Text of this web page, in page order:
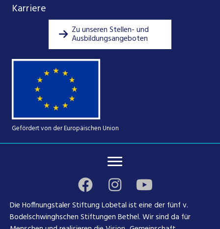
Karriere
Zu unseren Stellen- und
Ausbildungsangeboten
Gefördert von der Europäischen Union
Die Hoffnungstaler Stiftung Lobetal ist eine der fünf v.
Bodelschwinghschen Stiftungen Bethel. Wir sind da für